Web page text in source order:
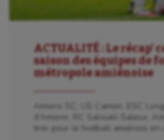
Crossfit
Cyclisme
Danse
Escalade
ACTUALITÉ : Le récap’
saison des équipes de
métropole amiénoise
Amiens SC, US Camon, ESC
d’Amiens, RC Salouël-Saleux,
tirer pour le football amiénois en